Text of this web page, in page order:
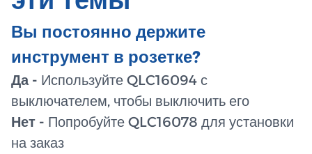
Вы постоянно держите
инструмент в розетке?
Да - Используйте QLC16094 с
выключателем, чтобы выключить его
Нет - Попробуйте QLC16078 для установки
на заказ